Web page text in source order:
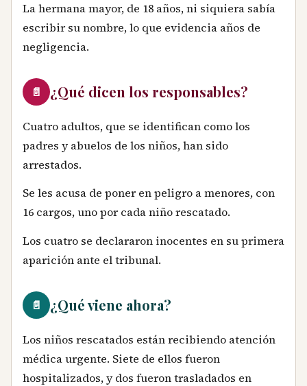
La hermana mayor, de 18 años, ni siquiera sabía
escribir su nombre, lo que evidencia años de
negligencia.
📄 ¿Qué dicen los responsables?
Cuatro adultos, que se identifican como los
padres y abuelos de los niños, han sido
arrestados.
Se les acusa de poner en peligro a menores, con
16 cargos, uno por cada niño rescatado.
Los cuatro se declararon inocentes en su primera
aparición ante el tribunal.
📄 ¿Qué viene ahora?
Los niños rescatados están recibiendo atención
médica urgente. Siete de ellos fueron
hospitalizados, y dos fueron trasladados en